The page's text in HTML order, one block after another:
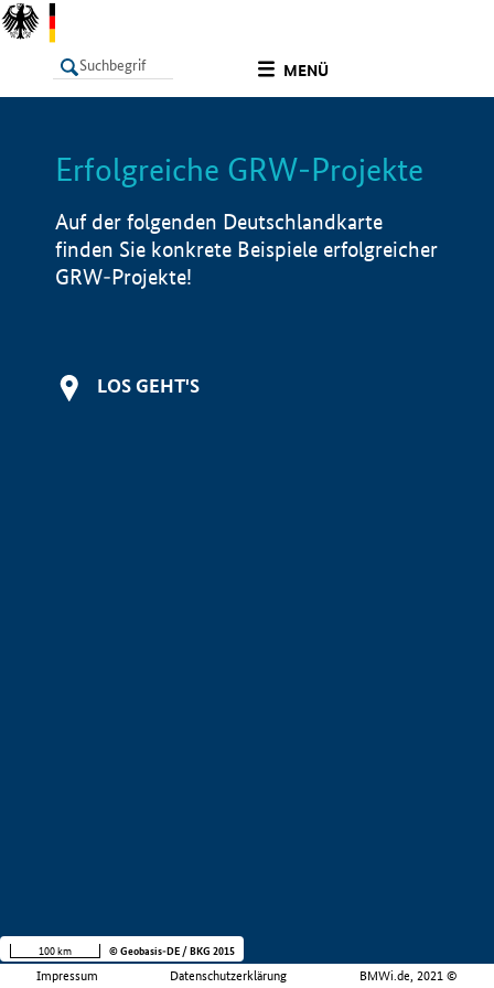
MENÜ
LISTE Info
Erfolgreiche GRW-Projekte
Auf der folgenden Deutschlandkarte
finden Sie konkrete Beispiele erfolgreicher
GRW-Projekte!
LOS GEHT'S
Impressum Datenschutzerklärung BMWi.de, 2021 ©
100 km © Geobasis-DE / BKG 2015